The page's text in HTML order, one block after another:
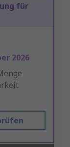
für
2026